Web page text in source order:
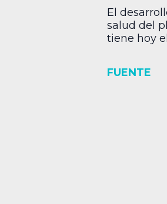
El
salud del
tiene hoy
FUENTE